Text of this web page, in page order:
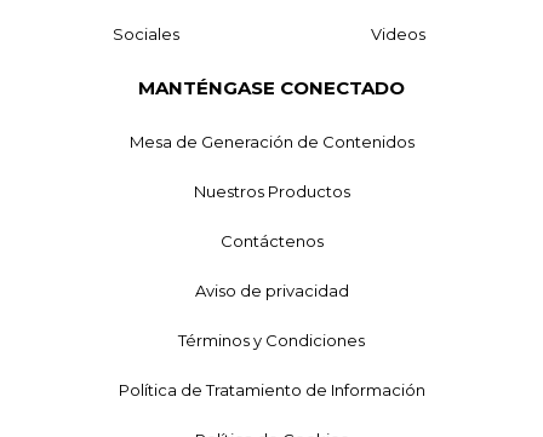
Sociales Videos
MANTÉNGASE CONECTADO
Mesa de Generación de Contenidos
Nuestros Productos
Contáctenos
Aviso de privacidad
Términos y Condiciones
Política de Tratamiento de Información